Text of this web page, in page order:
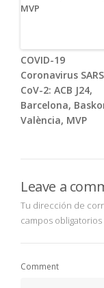
COVID-19
Coronavirus
CoV-2: ACB J24,
Barcelona,
València, MVP
Leave a
Tu dirección de
campos
Comment